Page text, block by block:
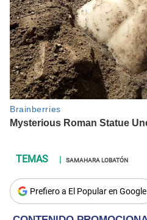
SAMAHARA LOBATÓN
Prefiero a El Popular en Google